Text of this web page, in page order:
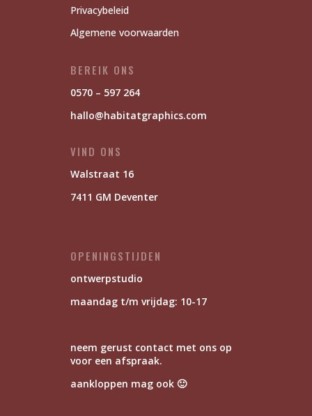
Privacybeleid
Algemene voorwaarden
BEREIK ONS
0570 – 597 264
hallo@habitatgraphics.com
VIND ONS
Walstraat 16
7411 GM Deventer
OPENINGSTIJDEN
ontwerpstudio
maandag t/m vrijdag: 10-17
neem gerust contact met ons op
voor een afspraak.
aankloppen mag ook 🙂